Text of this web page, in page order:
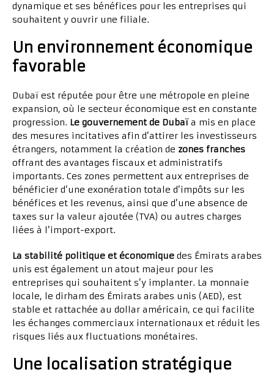
dynamique et ses bénéfices pour les entreprises qui
souhaitent y ouvrir une filiale.
Un environnement économique
favorable
Dubaï est réputée pour être une métropole en pleine
expansion, où le secteur économique est en constante
progression. Le gouvernement de Dubaïa mis en place
des mesures incitatives afin d’attirer les investisseurs
étrangers, notamment la création de zones franches
offrant des avantages fiscaux et administratifs
importants. Ces zones permettent aux entreprises de
bénéficier d’une exonération totale d’impôts sur les
bénéfices et les revenus, ainsi que d’une absence de
taxes sur la valeur ajoutée (TVA) ou autres charges
liées à l’import-export.
La stabilité politique et économique des Émirats arabes
unis est également un atout majeur pour les
entreprises qui souhaitent s’y implanter. La monnaie
locale, le dirham des Émirats arabes unis (AED), est
stable et rattachée au dollar américain, ce qui facilite
les échanges commerciaux internationaux et réduit les
risques liés aux fluctuations monétaires.
Une localisation stratégique